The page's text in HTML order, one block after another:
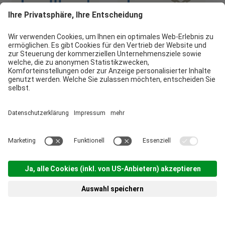
Weiterbildung &
Seminare
Zertifizierungen &
Klassifizierungen
Bayern Tourist GmbH (BTG)
+49 89/28 760 265